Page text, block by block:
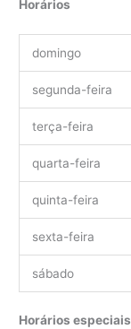
Horários
domingo
segunda-feira
terça-feira
quarta-feira
quinta-feira
sexta-feira
sábado
Horários especiais